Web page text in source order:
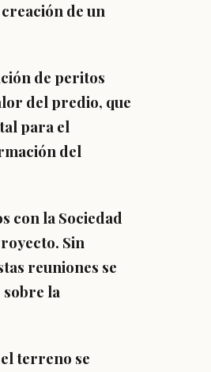
de un
de peritos
del predio, que
para el
del
con la Sociedad
Sin
reuniones se
la
terreno se